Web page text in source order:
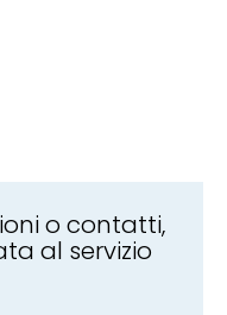
o contatti,
al servizio